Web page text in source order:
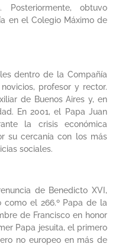
obtuvo
en el Colegio Máximo de
dentro de la Compañía
profesor y rector.
de Buenos Aires y, en
En 2001, el Papa Juan
la crisis económica
su cercanía con los más
sociales.​
de Benedicto XVI,
el 266.º Papa de la
de Francisco en honor
Papa jesuita, el primero
no europeo en más de